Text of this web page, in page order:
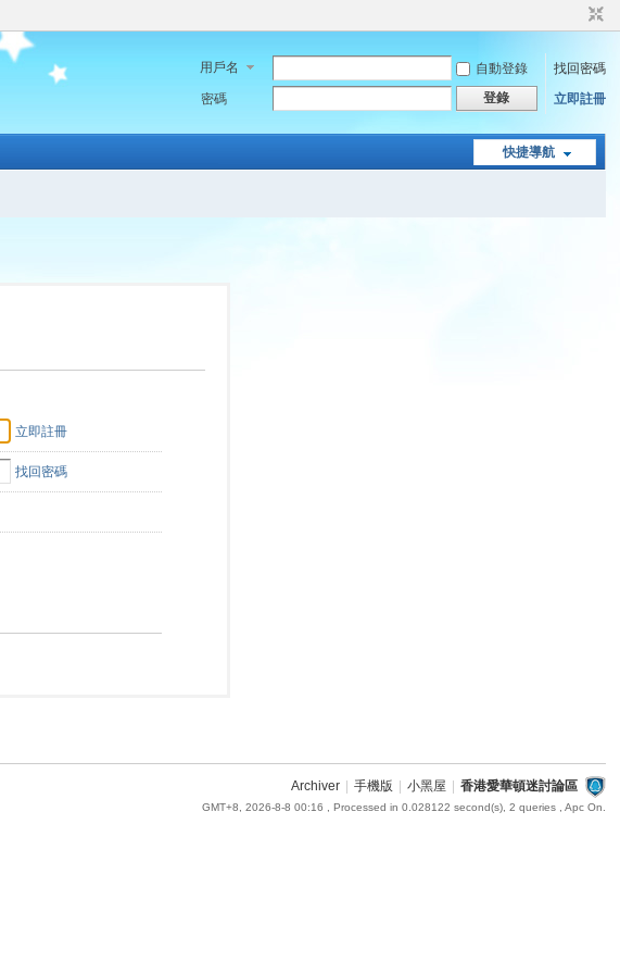
用戶名 自動登錄
找回密碼
密碼
登錄 立即註冊
快捷導航
立即註冊
找回密碼
Archiver 手機版 小黑屋 香港愛華頓迷討論區
GMT+8, 2026-8-8 00:16 , Processed in 0.028122 second(s), 2 queries , Apc On.